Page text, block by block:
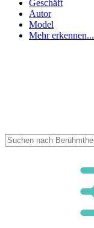
Geschäft
Autor
Model
Mehr erkennen...